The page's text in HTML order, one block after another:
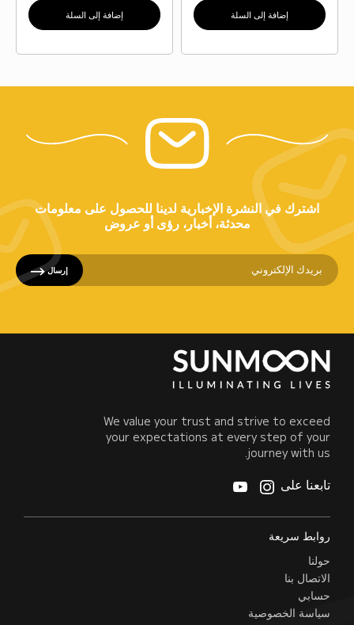
إضافة إلى السلة إضافة إلى السلة
اشترك في النشرة الإخبارية لدينا للحصول على معلومات
محدثة، أخبار، رؤى أو عروض
إرسال
We value your trust and strive to exceed
your expectations at every step of your
journey with us.
تابعنا على
روابط سريعة
حولنا
الاتصال بنا
حسابي
سياسة الخصوصية